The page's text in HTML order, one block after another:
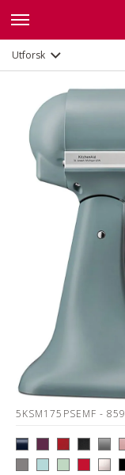
Utforsk
5KSM175PSEMF-